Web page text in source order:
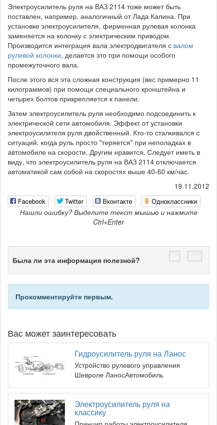
Электроусилитель руля на ВАЗ 2114 тоже может быть
поставлен, например, аналогичный от Лада Калина. При
установке электроусилителя, фирменная рулевая колонка
заменяется на колонку с электрическим приводом.
Производится интеграция вала электродвигателя с валом
рулевой колонки, делается это при помощи особого
промежуточного вала.
После этого вся эта сложная конструкция (вес примерно 11
килограммов) при помощи специального кронштейна и
четырех болтов прикрепляется к панели.
Затем электроусилитель руля необходимо подсоединить к
электрической сети автомобиля. Эффект от установки
электроусилителя руля двойственный. Кто-то сталкивался с
ситуаций, когда руль просто "теряется" при неполадках в
автомобиле на скорости. Другим нравится. Следует иметь в
виду, что электроусилитель руля на ВАЗ 2114 отключается
автоматикой сам собой на скоростях выше 40-60 км/час.
19.11.2012
Facebook Twitter Вконтакте Одноклассники
Нашли ошибку? Выделите текст мышью и нажмите
Ctrl+Enter
Была ли эта информация полезной?
Прокомментируйте первым.
Вас может заинтересовать
Гидроусилитель руля на Ланос
Устройство рулевого управления
Шевроле ЛаносАвтомобиль
Электроусилитель руля на
классику